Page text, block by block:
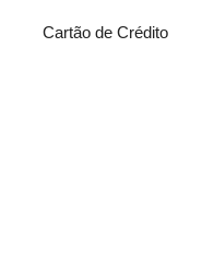
Cartão de Crédito